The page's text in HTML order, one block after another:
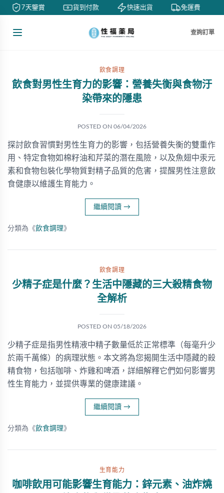
7天鑒賞 貨到付款 快速出貨 免運費
查詢訂單
飲食調理
飲食對男性生育力的影響：營養失衡與食物汙
染帶來的隱患
POSTED ON 06/04/2026
探討飲食習慣對男性生育力的影響，包括營養失衡的雙重作
用、特定食物如棉籽油和芹菜的潛在風險，以及魚翅中汞元
素和食物包裝化學物質對精子品質的危害，提醒男性注意飲
食健康以維護生育能力。
繼續閱讀 →
分類為《飲食調理》
飲食調理
少精子症是什麼？生活中隱藏的三大殺精食物
全解析
POSTED ON 05/18/2026
少精子症是指男性精液中精子數量低於正常標準（每毫升少
於兩千萬條）的病理狀態。本文將為您揭開生活中隱藏的殺
精食物，包括咖啡、炸雞和啤酒，詳細解釋它們如何影響男
性生育能力，並提供專業的健康建議。
繼續閱讀 →
分類為《飲食調理》
生育能力
咖啡飲用可能影響生育能力：鋅元素、油炸燒